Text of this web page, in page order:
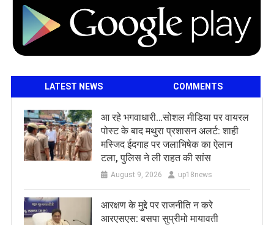
LATEST NEWS COMMENTS
आ रहे भगवाधारी…सोशल मीडिया पर वायरल
पोस्ट के बाद मथुरा प्रशासन अलर्ट: शाही
मस्जिद ईदगाह पर जलाभिषेक का ऐलान
टला, पुलिस ने ली राहत की सांस
August 9, 2026 up18news
आरक्षण के मुद्दे पर राजनीति न करे
आरएसएस: बसपा सुप्रीमो मायावती